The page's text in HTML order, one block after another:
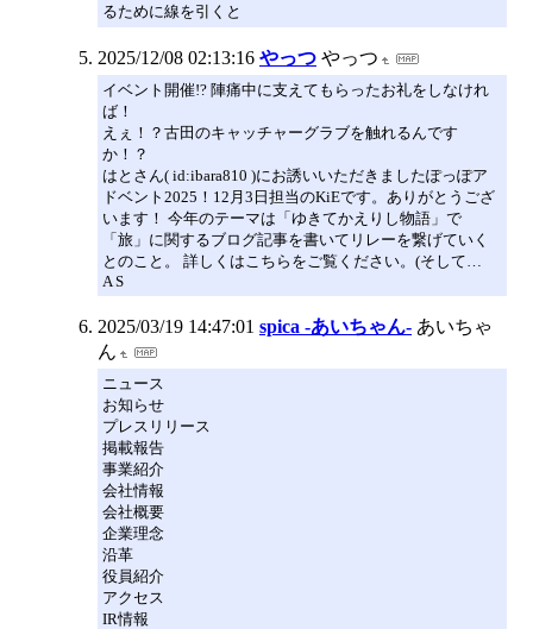
るために線を引くと
2025/12/08 02:13:16 やっつ やっつ
イベント開催!? 陣痛中に支えてもらったお礼をしなけれ
ば！
えぇ！？古田のキャッチャーグラブを触れるんです
か！？
はとさん( id:ibara810 )にお誘いいただきましたぽっぽア
ドベント2025！12月3日担当のKiEです。ありがとうござ
います！ 今年のテーマは「ゆきてかえりし物語」で
「旅」に関するブログ記事を書いてリレーを繋げていく
とのこと。 詳しくはこちらをご覧ください。(そして…
A S
2025/03/19 14:47:01 spica -あいちゃん- あいちゃ
ん
ニュース
お知らせ
プレスリリース
掲載報告
事業紹介
会社情報
会社概要
企業理念
沿革
役員紹介
アクセス
IR情報